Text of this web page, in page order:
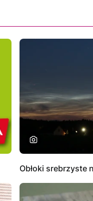
Obłoki srebrzyste